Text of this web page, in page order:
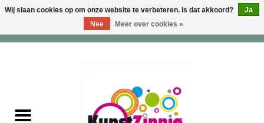
Wij slaan cookies op om onze website te verbeteren. Is dat akkoord?
Ja
Nee
Meer over cookies »